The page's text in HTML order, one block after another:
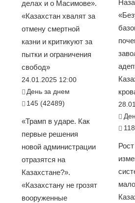
делах и о Масимове».
«Казахстан хвалят за
отмену смертной
казни и критикуют за
пытки и ограничения
свобод»
24.01.2025 12:00
День за днем
145 (42489)
«Трамп в ударе. Как
первые решения
новой администрации
отразятся на
Казахстане?».
«Казахстану не грозят
вооруженные